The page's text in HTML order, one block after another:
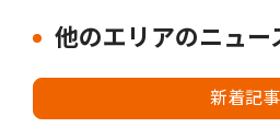
他のエリアのニュー
新着記事